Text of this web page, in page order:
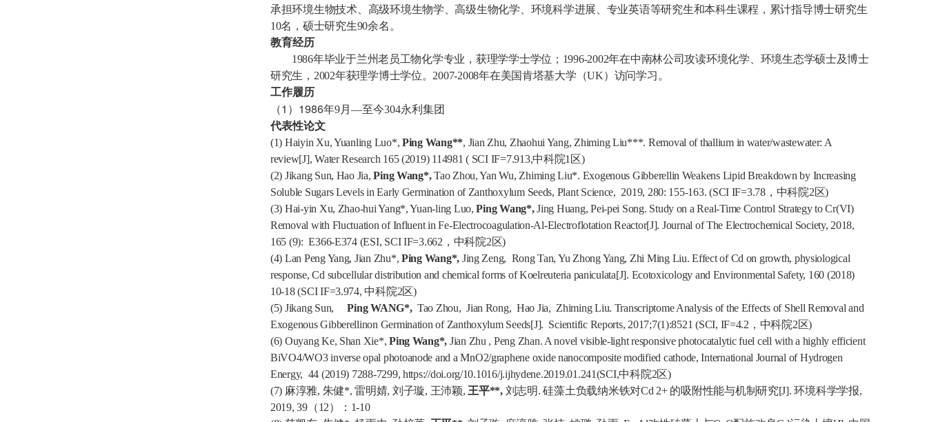
承担环境生物技术、高级环境生物学、高级生物化学、环境科学进展、专业英语等研究生和本科生课程，累计指导博士研究生
10名，硕士研究生90余名 。
教育经历
1986年毕业于兰州老员工物化学专业，获理学学士学位； 1996-2002年在中南林公司攻读环境化学、环境生态学硕士及博士
研究生， 2002年获理学博士学位。 2007-2008年在美国肯塔基大学（UK）访问学习。
工作履历
（1 ） 1986年9月—至今304永利集团
代表性论文
(1) Haiyin Xu, Yuanling Luo*,Ping Wang**, Jian Zhu, Zhaohui Yang, Zhiming Liu***. Removal of thallium in water/wastewater: A
review[J], Water Research 165 (2019) 114981 ( SCI IF=7.913,中科院1 区)
(2) Jikang Sun, Hao Jia,Ping Wang*,Tao Zhou, Yan Wu, Zhiming Liu*. Exogenous Gibberellin Weakens Lipid Breakdown by Increasing
Soluble Sugars Levels in Early Germination of Zanthoxylum Seeds, Plant Science, 2019, 280: 155-163. (SCI IF=3.78，中科院2区)
(3) Hai-yin Xu, Zhao-hui Yang*, Yuan-ling Luo,Ping Wang*,Jing Huang, Pei-pei Song. Study on a Real-Time Control Strategy to Cr(VI)
Removal with Fluctuation of Influent in Fe-Electrocoagulation-Al-Electroflotation Reactor[J]. Journal of The Electrochemical Society, 2018,
165 (9): E366-E374 (ESI, SCI IF=3.662 ，中科院2区)
(4) Lan Peng Yang, Jian Zhu*, Ping Wang*, Jing Zeng, Rong Tan, Yu Zhong Yang, Zhi Ming Liu. Effect of Cd on growth, physiological
response, Cd subcellular distribution and chemical forms of Koelreuteria paniculata[J]. Ecotoxicology and Environmental Safety, 160 (2018)
10-18 (SCI IF=3.974, 中科院2区)
(5) Jikang Sun, Ping WANG*,Tao Zhou, Jian Rong, Hao Jia, Zhiming Liu. Transcriptome Analysis of the Effects of Shell Removal and
Exogenous Gibberellinon Germination of Zanthoxylum Seeds[J]. Scientific Reports, 2017;7(1):8521 (SCI, IF=4.2 ，中科院2区)
(6) Ouyang Ke, Shan Xie*,Ping Wang*, Jian Zhu , Peng Zhan. A novel visible-light responsive photocatalytic fuel cell with a highly efficient
BiVO4/WO3 inverse opal photoanode and a MnO2/graphene oxide nanocomposite modified cathode, International Journal of Hydrogen
Energy, 44 (2019) 7288-7299, https://doi.org/10.1016/j.ijhydene.2019.01.241(SCI,中科院2区)
(7) 麻淳雅, 朱健*,雷明婧, 刘子璇, 王沛颖, 王平**, 刘志明.硅藻土负载纳米铁对Cd 2+ 的吸附性能与机制研究[J].环境科学学报,
2019, 39（12）： 1-10